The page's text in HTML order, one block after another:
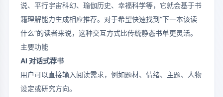
说、平行宇宙科幻、瑜伽历史、幸福科学等，它就会基于书
籍理解能力生成相应推荐。对于希望快速找到“下一本该读
什么”的读者来说，这种交互方式比传统静态书单更灵活。
主要功能
AI 对话式荐书
用户可以直接输入阅读需求，例如题材、情绪、主题、人物
设定或研究方向。